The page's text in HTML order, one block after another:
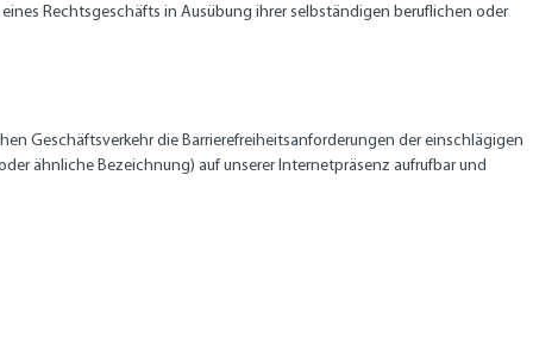
Rechtsgeschäfts in Ausübung ihrer selbständigen beruflichen oder
Geschäftsverkehr die Barrierefreiheitsanforderungen der einschlägigen
ähnliche Bezeichnung) auf unserer Internetpräsenz aufrufbar und